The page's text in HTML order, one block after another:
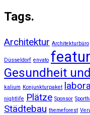
Tags.
Architektur Architekturbüro
Düsseldorf envato
Gesundheit
kalium Konjunkturpaket
nightlife Plätze Sponsor
Städtebau themeforest